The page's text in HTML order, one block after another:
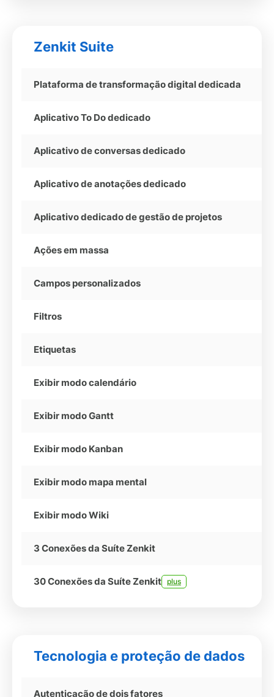
Zenkit Suite
Plataforma de transformação digital dedicada
Aplicativo To Do dedicado
Aplicativo de conversas dedicado
Aplicativo de anotações dedicado
Aplicativo dedicado de gestão de projetos
Ações em massa
Campos personalizados
Filtros
Etiquetas
Exibir modo calendário
Exibir modo Gantt
Exibir modo Kanban
Exibir modo mapa mental
Exibir modo Wiki
3 Conexões da Suíte Zenkit
30 Conexões da Suíte Zenkit plus
Tecnologia e proteção de dados
Autenticação de dois fatores